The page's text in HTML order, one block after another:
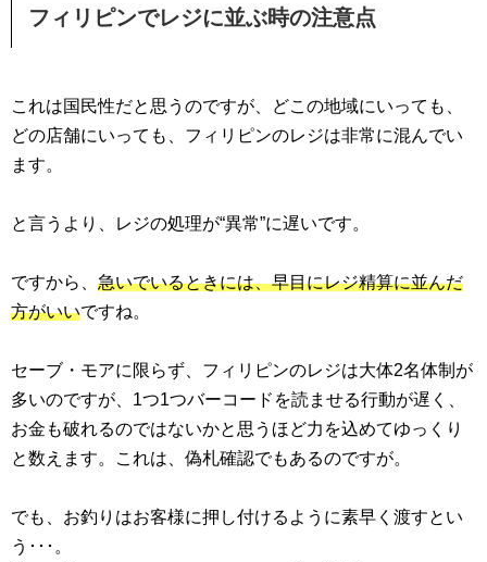
フィリピンでレジに並ぶ時の注意点
これは国民性だと思うのですが、どこの地域にいっても、
どの店舗にいっても、フィリピンのレジは非常に混んでい
ます。
と言うより、レジの処理が“異常”に遅いです。
ですから、 急いでいるときには、早目にレジ精算に並んだ
方がいいですね。
セーブ・モアに限らず、フィリピンのレジは大体2名体制が
多いのですが、1つ1つバーコードを読ませる行動が遅く、
お金も破れるのではないかと思うほど力を込めてゆっくり
と数えます。これは、偽札確認でもあるのですが。
でも、お釣りはお客様に押し付けるように素早く渡すとい
う･･･。